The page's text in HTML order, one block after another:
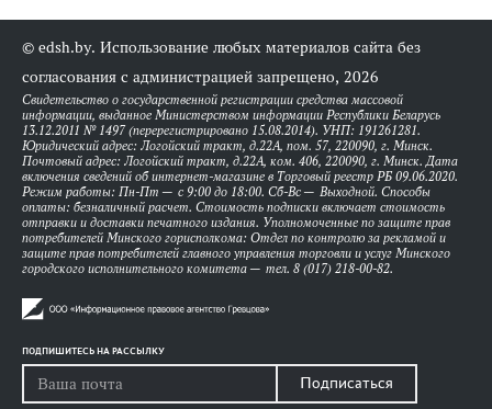
© edsh.by. Использование любых материалов сайта без
согласования с администрацией запрещено, 2026
Свидетельство о государственной регистрации средства массовой
информации, выданное Министерством информации Республики Беларусь
13.12.2011 № 1497 (перерегистрировано 15.08.2014). УНП: 191261281.
Юридический адрес: Логойский тракт, д.22А, пом. 57, 220090, г. Минск.
Почтовый адрес: Логойский тракт, д.22А, ком. 406, 220090, г. Минск. Дата
включения сведений об интернет-магазине в Торговый реестр РБ 09.06.2020.
Режим работы: Пн-Пт — с 9:00 до 18:00. Сб-Вс — Выходной. Способы
оплаты: безналичный расчет. Стоимость подписки включает стоимость
отправки и доставки печатного издания. Уполномоченные по защите прав
потребителей Минского горисполкома: Отдел по контролю за рекламой и
защите прав потребителей главного управления торговли и услуг Минского
городского исполнительного комитета — тел. 8 (017) 218-00-82.
ПОДПИШИТЕСЬ НА РАССЫЛКУ
Подписаться